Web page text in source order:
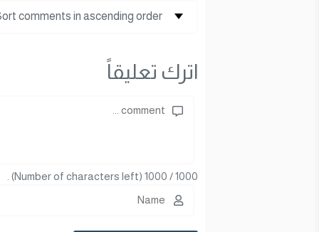
اترك تعليقاً
1000
/
1000
(Number of characters left) .